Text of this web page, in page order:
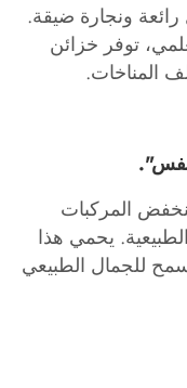
ضيقة.
خزائن
يحمي هذا
الطبيعي